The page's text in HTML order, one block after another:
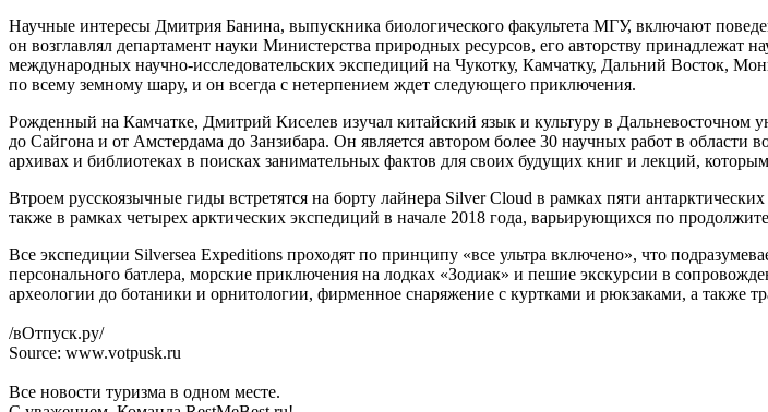
Научные интересы Дмитрия Банина, выпускника биологического факультета МГУ, включают
он возглавлял департамент науки Министерства природных ресурсов, его авторству
международных научно-исследовательских экспедиций на Чукотку, Камчатку, Дальний Восток,
по всему земному шару, и он всегда с нетерпением ждет следующего приключения.
Рожденный на Камчатке, Дмитрий Киселев изучал китайский язык и культуру в Дальневосточном
до Сайгона и от Амстердама до Занзибара. Он является автором более 30 научных работ в
архивах и библиотеках в поисках занимательных фактов для своих будущих книг и лекций,
Втроем русскоязычные гиды встретятся на борту лайнера Silver Cloud в рамках пяти
также в рамках четырех арктических экспедиций в начале 2018 года, варьирующихся по
Все экспедиции Silversea Expeditions проходят по принципу «все ультра включено», что
персонального батлера, морские приключения на лодках «Зодиак» и пешие экскурсии в
археологии до ботаники и орнитологии, фирменное снаряжение с куртками и рюкзаками, а также
/вОтпуск.ру/
Source: www.votpusk.ru
Все новости туризма в одном месте.